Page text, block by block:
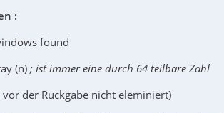
:
found
(n); ist immer eine durch 64 teilbare Zahl
der Rückgabe nicht eleminiert)